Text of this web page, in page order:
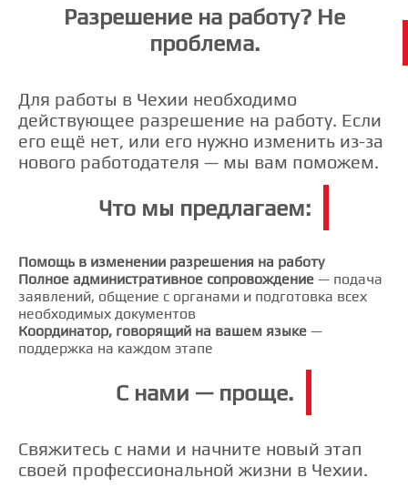
Registration
регистрация
реєстрація
регистрација
Разрешение на работу? Не
проблема.
Для работы в Чехии необходимо
действующее разрешение на работу. Если
его ещё нет, или его нужно изменить из-за
нового работодателя — мы вам поможем.
Что мы предлагаем:
Помощь в изменении разрешения на работу
Полное административное сопровождение — подача
заявлений, общение с органами и подготовка всех
необходимых документов
Координатор, говорящий на вашем языке —
поддержка на каждом этапе
С нами — проще.
Свяжитесь с нами и начните новый этап
своей профессиональной жизни в Чехии.